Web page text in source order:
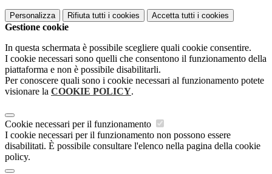
Personalizza Rifiuta tutti i cookies Accetta tutti i cookies
Gestione cookie
In questa schermata è possibile scegliere quali cookie consentire.
I cookie necessari sono quelli che consentono il funzionamento della
piattaforma e non è possibile disabilitarli.
Per conoscere quali sono i cookie necessari al funzionamento potete
visionare la COOKIE POLICY.
Cookie necessari per il funzionamento
I cookie necessari per il funzionamento non possono essere
disabilitati. È possibile consultare l'elenco nella pagina della cookie
policy.